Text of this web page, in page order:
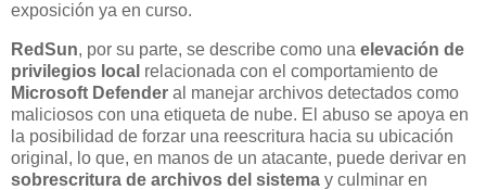
exposición ya en curso.
RedSun, por su parte, se describe como una elevación de
privilegios local relacionada con el comportamiento de
Microsoft Defender al manejar archivos detectados como
maliciosos con una etiqueta de nube. El abuso se apoya en
la posibilidad de forzar una reescritura hacia su ubicación
original, lo que, en manos de un atacante, puede derivar en
sobrescritura de archivos del sistema y culminar en